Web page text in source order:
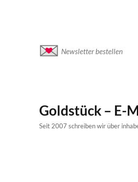
Newsletter bestellen
Goldstück – E-
Seit 2007 schreiben wir über